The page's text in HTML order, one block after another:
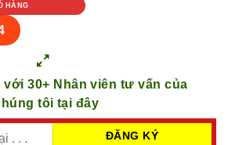
HÀNG
với 30+ Nhân viên tư vấn của
tôi tại đây